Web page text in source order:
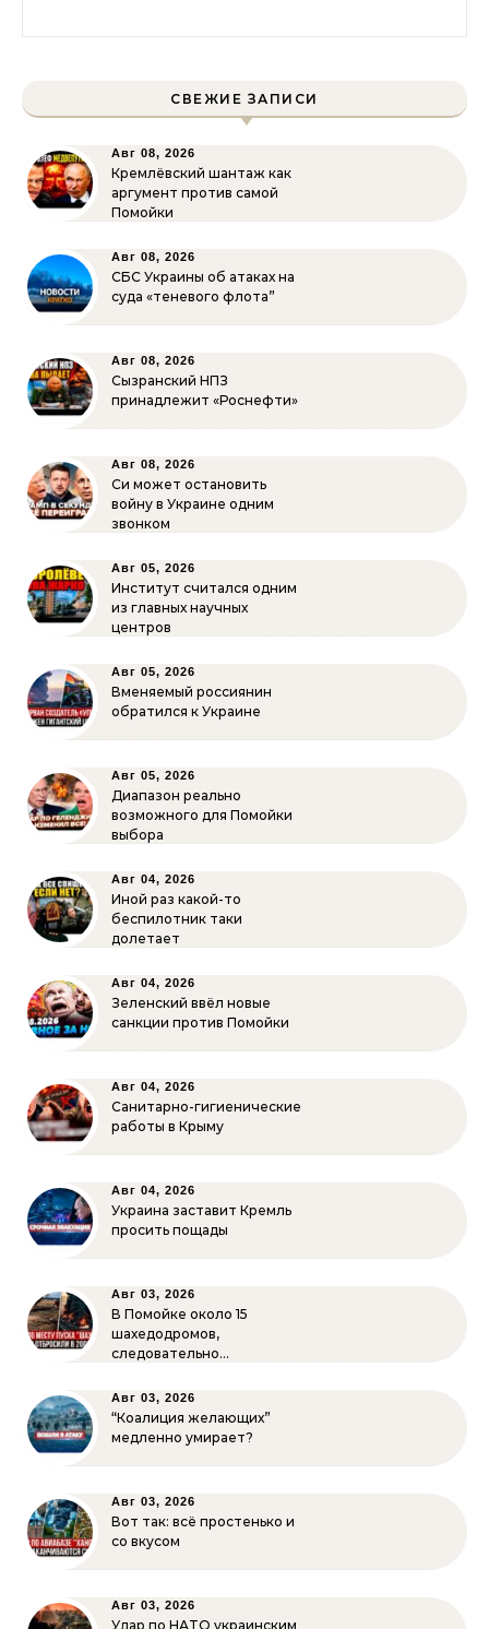
СВЕЖИЕ ЗАПИСИ
Авг 08, 2026
Кремлёвский шантаж как
аргумент против самой
Помойки
Авг 08, 2026
СБС Украины об атаках на
суда «теневого флота”
Авг 08, 2026
Сызранский НПЗ
принадлежит «Роснефти»
Авг 08, 2026
Си может остановить
войну в Украине одним
звонком
Авг 05, 2026
Институт считался одним
из главных научных
центров
Авг 05, 2026
Вменяемый россиянин
обратился к Украине
Авг 05, 2026
Диапазон реально
возможного для Помойки
выбора
Авг 04, 2026
Иной раз какой-то
беспилотник таки
долетает
Авг 04, 2026
Зеленский ввёл новые
санкции против Помойки
Авг 04, 2026
Санитарно-гигиенические
работы в Крыму
Авг 04, 2026
Украина заставит Кремль
просить пощады
Авг 03, 2026
В Помойке около 15
шахедодромов,
следовательно…
Авг 03, 2026
“Коалиция желающих”
медленно умирает?
Авг 03, 2026
Вот так: всё простенько и
со вкусом
Авг 03, 2026
Удар по НАТО украинским